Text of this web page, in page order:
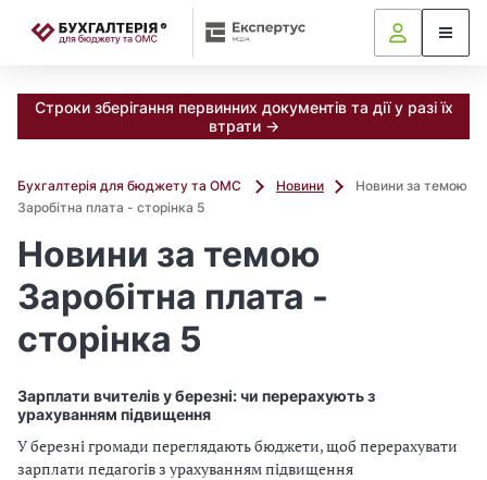
Строки зберігання первинних документів та дії у разі їх
втрати →
Бухгалтерія для бюджету та ОМС Новини
Новини за темою
Заробітна плата - сторінка 5
Новини за темою
Заробітна плата -
сторінка 5
Зарплати вчителів у березні: чи перерахують з
урахуванням підвищення
У березні громади переглядають бюджети, щоб перерахувати
зарплати педагогів з урахуванням підвищення